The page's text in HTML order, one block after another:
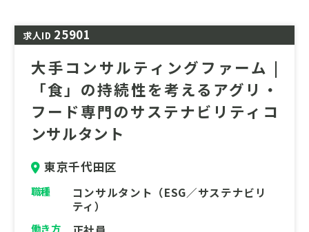
求人ID 25901
大手コンサルティングファーム |
「食」の持続性を考えるアグリ・
フード専門のサステナビリティコ
ンサルタント
東京千代田区
職種
コンサルタント（ESG／サステナビリ
ティ）
働き方